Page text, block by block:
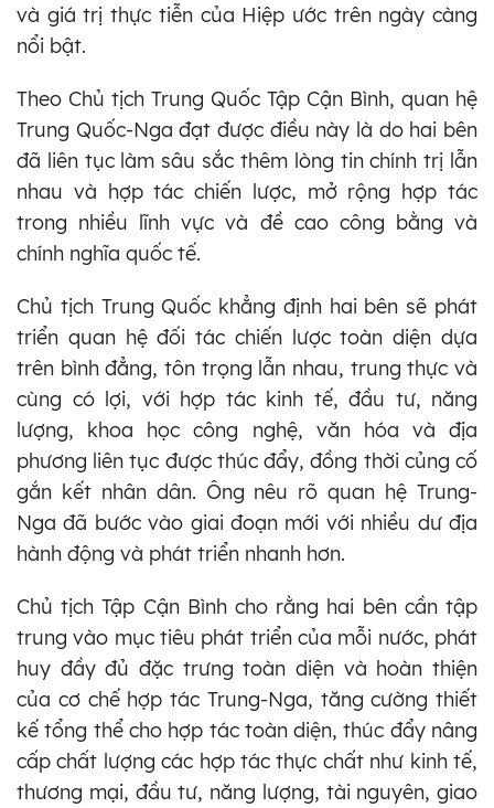
và giá trị thực tiễn của Hiệp ước trên ngày càng
nổi bật.
Theo Chủ tịch Trung Quốc Tập Cận Bình, quan hệ
Trung Quốc-Nga đạt được điều này là do hai bên
đã liên tục làm sâu sắc thêm lòng tin chính trị lẫn
nhau và hợp tác chiến lược, mở rộng hợp tác
trong nhiều lĩnh vực và đề cao công bằng và
chính nghĩa quốc tế.
Chủ tịch Trung Quốc khẳng định hai bên sẽ phát
triển quan hệ đối tác chiến lược toàn diện dựa
trên bình đẳng, tôn trọng lẫn nhau, trung thực và
cùng có lợi, với hợp tác kinh tế, đầu tư, năng
lượng, khoa học công nghệ, văn hóa và địa
phương liên tục được thúc đẩy, đồng thời củng cố
gắn kết nhân dân. Ông nêu rõ quan hệ Trung-
Nga đã bước vào giai đoạn mới với nhiều dư địa
hành động và phát triển nhanh hơn.
Chủ tịch Tập Cận Bình cho rằng hai bên cần tập
trung vào mục tiêu phát triển của mỗi nước, phát
huy đầy đủ đặc trưng toàn diện và hoàn thiện
của cơ chế hợp tác Trung-Nga, tăng cường thiết
kế tổng thể cho hợp tác toàn diện, thúc đẩy nâng
cấp chất lượng các hợp tác thực chất như kinh tế,
thương mại, đầu tư, năng lượng, tài nguyên, giao